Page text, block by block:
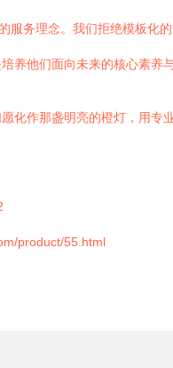
务理念。我们拒绝模板化
他们面向未来的核心素养
化作那盏明亮的橙灯，用专
product/55.html